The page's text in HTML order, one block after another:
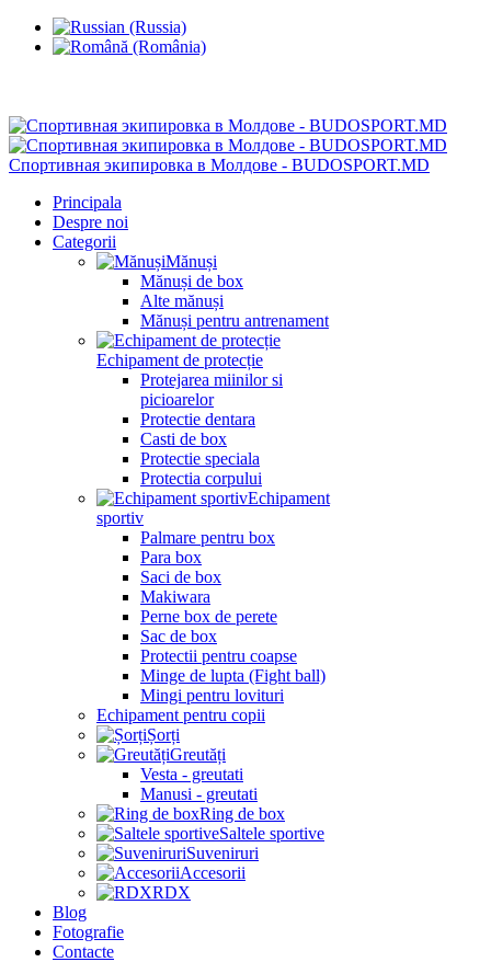
Спортивная экипировка в Молдове - BUDOSPORT.MD
Principala
Despre noi
Categorii
Mănuși
Mănuși de box
Alte mănuși
Mănuși pentru antrenament
Echipament de protecție
Protejarea miinilor si
picioarelor
Protectie dentara
Casti de box
Protectie speciala
Protectia corpului
Echipament
sportiv
Palmare pentru box
Para box
Saci de box
Makiwara
Perne box de perete
Sac de box
Protectii pentru coapse
Minge de lupta (Fight ball)
Mingi pentru lovituri
Echipament pentru copii
Șorți
Greutăți
Vesta - greutati
Manusi - greutati
Ring de box
Saltele sportive
Suveniruri
Accesorii
RDX
Blog
Fotografie
Contacte